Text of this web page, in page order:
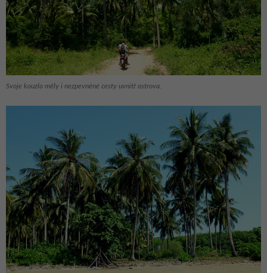
Svoje kouzlo měly i nezpevněné cesty uvnitř ostrova.